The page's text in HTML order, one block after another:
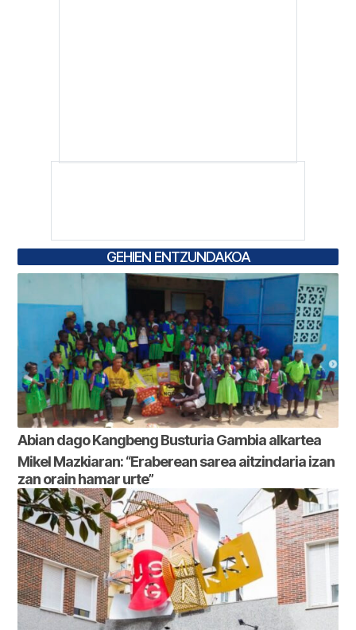
GEHIEN ENTZUNDAKOA
Abian dago Kangbeng Busturia Gambia alkartea
Mikel Mazkiaran: “Eraberean sarea aitzindaria izan
zan orain hamar urte”